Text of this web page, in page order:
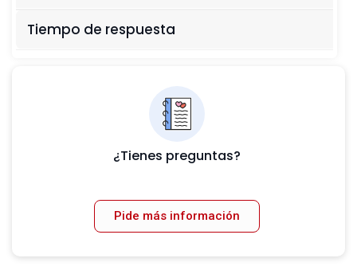
Tiempo de respuesta
¿Tienes preguntas?
Pide más información